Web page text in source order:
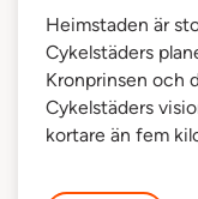
Heimstaden är
Cykelstäders
Kronprinsen och
Cykelstäders
kortare än fem